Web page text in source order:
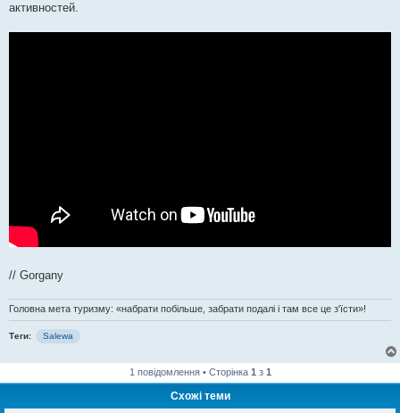
активностей.
// Gorgany
Головна мета туризму: «набрати побільше, забрати подалі і там все це з'їсти»!
Теги: Salewa
1 повідомлення • Сторінка 1 з 1
Схожі теми